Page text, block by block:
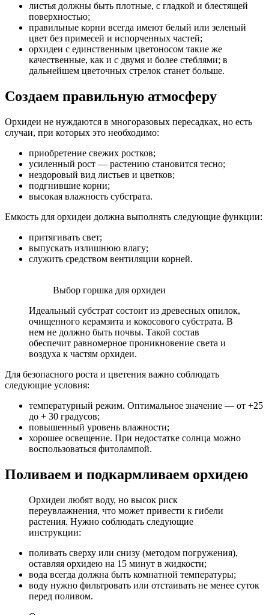
листья должны быть плотные, с гладкой и блестящей
поверхностью;
правильные корни всегда имеют белый или зеленый
цвет без примесей и испорченных частей;
орхидеи с единственным цветоносом такие же
качественные, как и с двумя и более стеблями; в
дальнейшем цветочных стрелок станет больше.
Создаем правильную атмосферу
Орхидеи не нуждаются в многоразовых пересадках, но есть
случаи, при которых это необходимо:
приобретение свежих ростков;
усиленный рост — растению становится тесно;
нездоровый вид листьев и цветков;
подгнившие корни;
высокая влажность субстрата.
Емкость для орхидеи должна выполнять следующие функции:
притягивать свет;
выпускать излишнюю влагу;
служить средством вентиляции корней.
Выбор горшка для орхидеи
Идеальный субстрат состоит из древесных опилок,
очищенного керамзита и кокосового субстрата. В
нем не должно быть почвы. Такой состав
обеспечит равномерное проникновение света и
воздуха к частям орхидеи.
Для безопасного роста и цветения важно соблюдать
следующие условия:
температурный режим. Оптимальное значение — от +25
до + 30 градусов;
повышенный уровень влажности;
хорошее освещение. При недостатке солнца можно
воспользоваться фитолампой.
Поливаем и подкармливаем орхидею
Орхидеи любят воду, но высок риск
переувлажнения, что может привести к гибели
растения. Нужно соблюдать следующие
инструкции:
поливать сверху или снизу (методом погружения),
оставляя орхидею на 15 минут в жидкости;
вода всегда должна быть комнатной температуры;
воду нужно фильтровать или отстаивать не менее суток
перед поливом.